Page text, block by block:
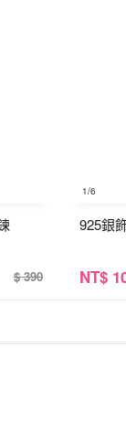
$ 390
1/6
925銀
NT$